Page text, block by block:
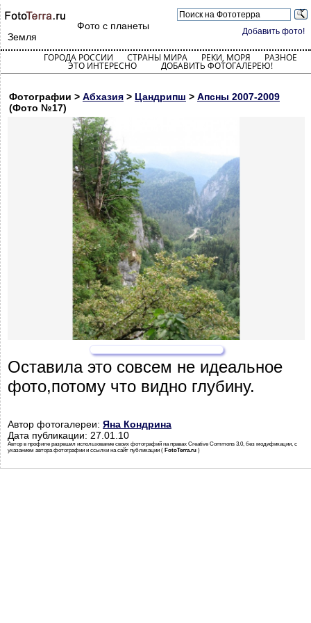
Добавить фото!
Фото с планеты
Земля
ГОРОДА РОССИИ СТРАНЫ МИРА РЕКИ, МОРЯ РАЗНОЕ
ЭТО ИНТЕРЕСНО ДОБАВИТЬ ФОТОГАЛЕРЕЮ!
Фотографии > Абхазия > Цандрипш > Апсны 2007-2009
(Фото №17)
Оставила это совсем не идеальное
фото,потому что видно глубину.
Автор фотогалереи: Яна Кондрина
Дата публикации: 27.01.10
Автор в профиле разрешил использование своих фотографий на правах Creative Commons 3.0, без модификации, с
указанием автора фотографии и ссылки на сайт публикации ( FotoTerra.ru )